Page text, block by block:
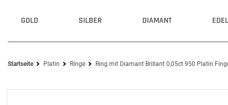
GOLD SILBER DIAMANT
Startseite Platin Ringe Ring mit Diamant Brillant 0,05ct 950 Platin